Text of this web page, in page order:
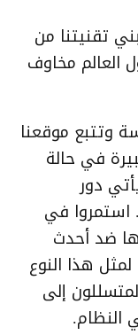
تقنيتنا من
العالم مخاوف
وتتبع موقعنا
في حالة
دور
استمروا في
ضد أحدث
هذا النوع
إلى
النظام.